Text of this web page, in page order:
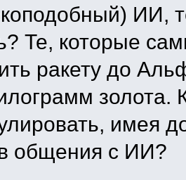
ИИ,
Те, которые
ракету до
золота.
имея
общения с ИИ?